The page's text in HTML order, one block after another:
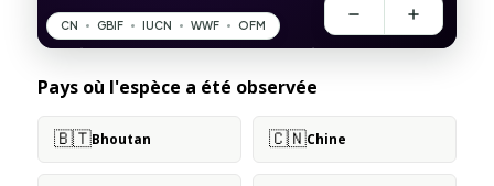
Pays où l'espèce a été observée
🇧🇹Bhoutan 🇨🇳Chine